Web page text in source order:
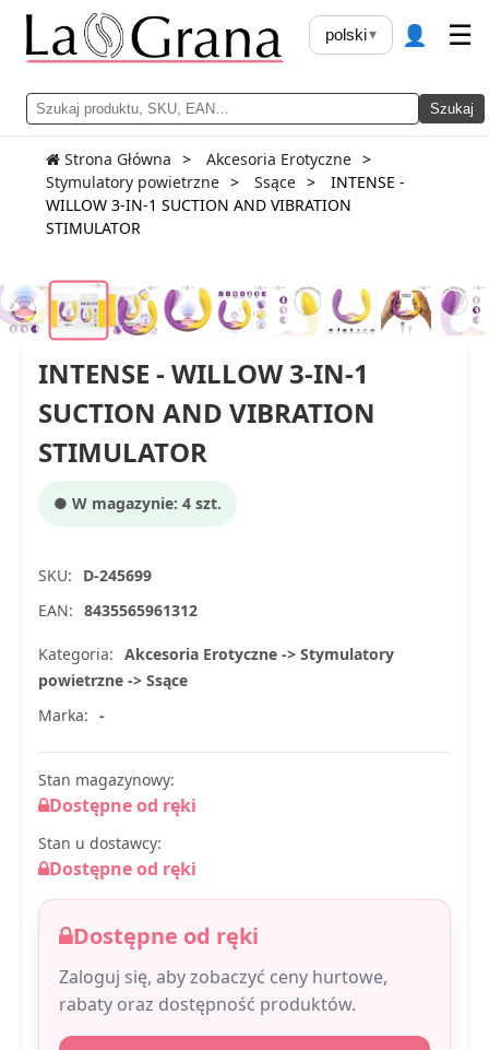
Szukaj
polski▾ 👤 ☰
Strona Główna
Akcesoria Erotyczne
Stymulatory powietrzne
Ssące
INTENSE -
WILLOW 3-IN-1 SUCTION AND VIBRATION
STIMULATOR
INTENSE - WILLOW 3-IN-1
SUCTION AND VIBRATION
STIMULATOR
● W magazynie: 4 szt.
SKU:
D-245699
EAN: 8435565961312
Kategoria: Akcesoria Erotyczne -> Stymulatory
powietrzne -> Ssące
Marka: -
Stan magazynowy:
Dostępne od ręki
Stan u dostawcy:
Dostępne od ręki
Dostępne od ręki
Zaloguj się, aby zobaczyć ceny hurtowe,
rabaty oraz dostępność produktów.